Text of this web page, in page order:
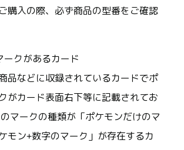
購入の際、必ず商品の型番をご確認
ークがあるカード
品などに収録されているカードでポ
がカード表面右下等に記載されてお
マークの種類が「ポケモンだけのマ
モン+数字のマーク」が存在するカ